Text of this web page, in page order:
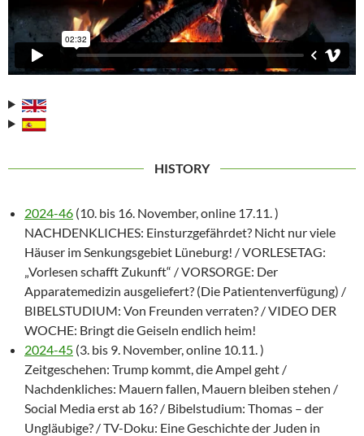
HISTORY
2024-46 (10. bis 16. November, online 17.11. )
NACHDENKLICHES: Einsturzgefährdet? Nicht nur viele
Häuser im Senkungsgebiet Lüneburg! / VORLESETAG:
„Vorlesen schafft Zukunft“ / VORSORGE: Der
Apparatemedizin ausgeliefert? (Die Patientenverfügung) /
BIBELSTUDIUM: Von Freunden verraten? / VIDEO DER
WOCHE: Bringt die Geiseln endlich heim!
2024-45 (3. bis 9. November, online 10.11. )
Zeitgeschehen: Trump kommt, die Ampel geht /
Nachdenkliches: Mauern fallen, Mauern bleiben stehen /
Social Media erst ab 16? / Bibelstudium: Thomas – der
Ungläubige? / TV-Doku: Eine Geschichte der Juden in